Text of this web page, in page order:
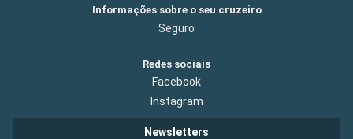
Informações sobre o seu cruzeiro
Seguro
Redes sociais
Facebook
Instagram
Newsletters